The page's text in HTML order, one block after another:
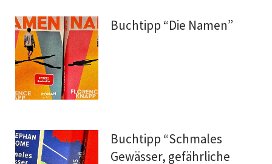
Buchtipp “Die Namen”
Buchtipp “Schmales
Gewässer, gefährliche